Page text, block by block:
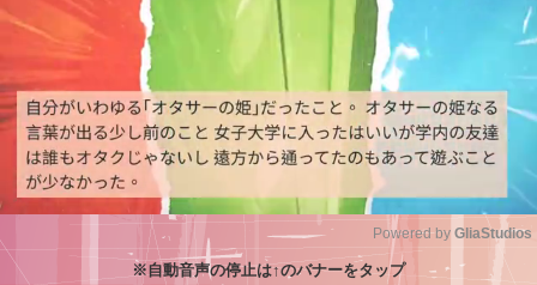
Powered by GliaStudios
※自動音声の停止は↑のバナーをタップ